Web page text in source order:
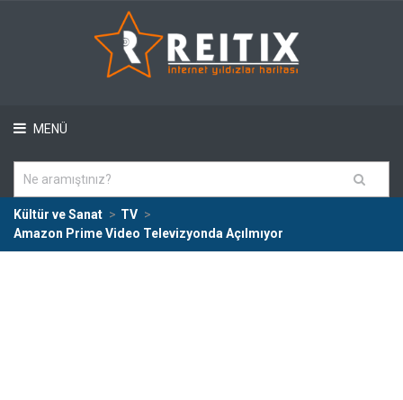
MENÜ
Kültür ve Sanat
TV
Amazon Prime Video Televizyonda Açılmıyor